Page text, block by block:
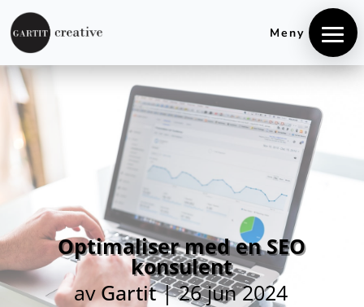
Meny
Optimaliser med en SEO
konsulent
avGartit|26 jun 2024